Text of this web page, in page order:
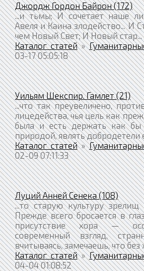
Джордж Гордон Байрон (172)
...и тьмы; И сочетает наше
Авеля и Каина злодейство... И
чем Новый Свет; И Новый стар...
Каталог статей»
03-17 05:05:18
Уильям Шекспир. Гамлет (21)
...что так преувеличено,
лицедейства, чья цель как
была и есть держать как бы
природой, являть добродетели
Каталог статей»
02-09 07:11:33
Луций Анней Сенека (108)
...то старую культуру зрелищ
Прежде всего бросается в
присутствие хора —
современный взгляд,
вчитываясь, замечаешь, что без
Каталог статей»
04-04 01:08:52